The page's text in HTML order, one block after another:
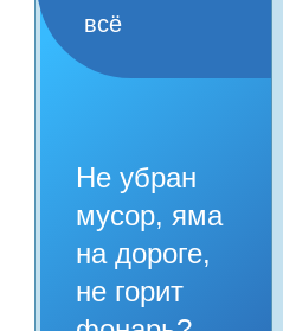
всё
Не убран
мусор, яма
на дороге,
не горит